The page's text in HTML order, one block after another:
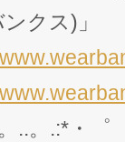
クス)」
..。.:*・